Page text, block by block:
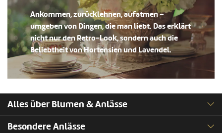
Ankommen, zurücklehnen, aufatmen –
umgeben von Dingen, die man liebt. Das erklärt
nicht nur den Retro-Look, sondern auch die
Beliebtheit von Hortensien und Lavendel.
Alles über Blumen & Anlässe
Besondere Anlässe